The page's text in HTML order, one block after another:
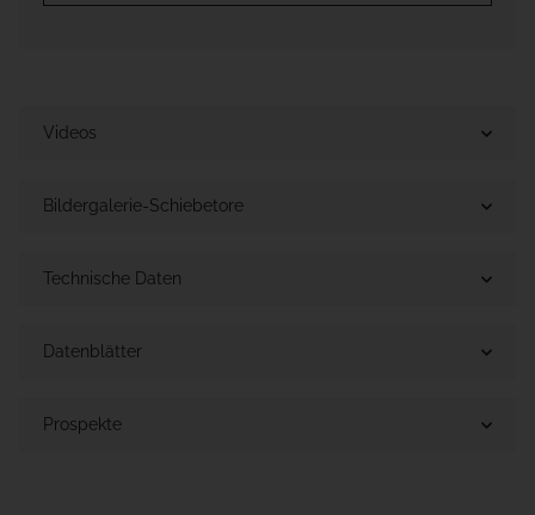
Videos
Bildergalerie-Schiebetore
Technische Daten
Datenblätter
Prospekte